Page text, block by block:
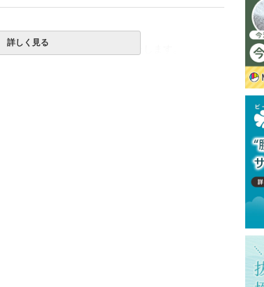
ットレスでのご使用を推奨いたします。
詳しく見る